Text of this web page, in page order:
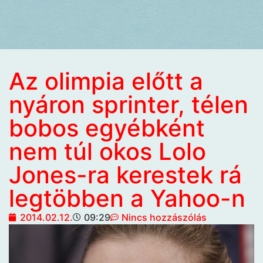
Az olimpia előtt a
nyáron sprinter, télen
bobos egyébként
nem túl okos Lolo
Jones-ra kerestek rá
legtöbben a Yahoo-n
2014.02.12. 09:29 Nincs hozzászólás